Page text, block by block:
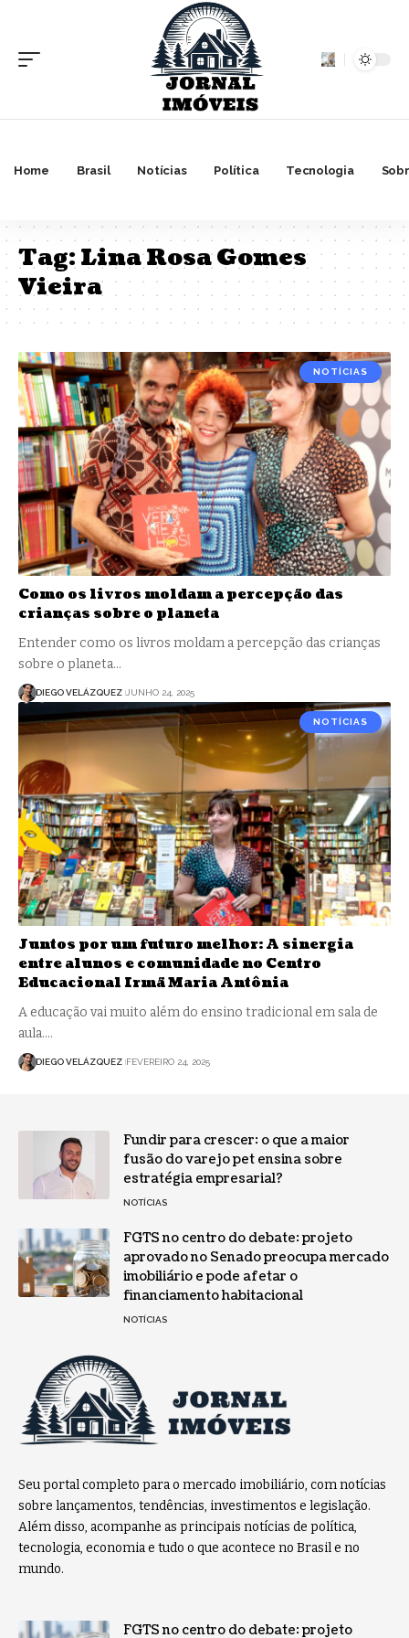
Home Brasil Notícias Política Tecnologia
Tag:Lina Rosa Gomes
Vieira
NOTÍCIAS
Como os livros moldam a percepção das
crianças sobre o planeta
Entender como os livros moldam a percepção das crianças
sobre o planeta…
DIEGO VELÁZQUEZ JUNHO 24, 2025
NOTÍCIAS
Juntos por um futuro melhor: A sinergia
entre alunos e comunidade no Centro
Educacional Irmã Maria Antônia
A educação vai muito além do ensino tradicional em sala de
aula.…
DIEGO VELÁZQUEZ FEVEREIRO 24, 2025
Fundir para crescer: o que a maior
fusão do varejo pet ensina sobre
estratégia empresarial?
NOTÍCIAS
FGTS no centro do debate: projeto
aprovado no Senado preocupa mercado
imobiliário e pode afetar o
financiamento habitacional
NOTÍCIAS
Seu portal completo para o mercado imobiliário, com notícias
sobre lançamentos, tendências, investimentos e legislação.
Além disso, acompanhe as principais notícias de política,
tecnologia, economia e tudo o que acontece no Brasil e no
mundo.
FGTS no centro do debate: projeto